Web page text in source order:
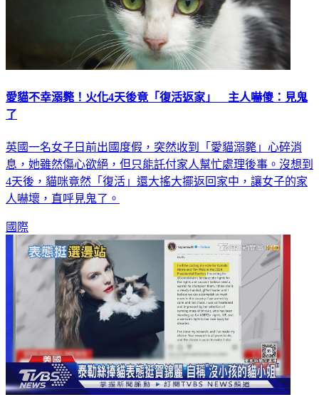
愛貓不幸溺斃！火化4天後竟「復活返家」 主人嚇傻：見鬼
了
英國一名女子日前出國度假，突然收到「愛貓溺斃」心碎消
息，她雖然傷心欲絕，但只能託付家人幫忙處理後事。沒想到
4天後，貓咪竟然「復活」還大搖大擺返回家中，讓女子的家
人嚇壞，直呼見鬼了。
國際